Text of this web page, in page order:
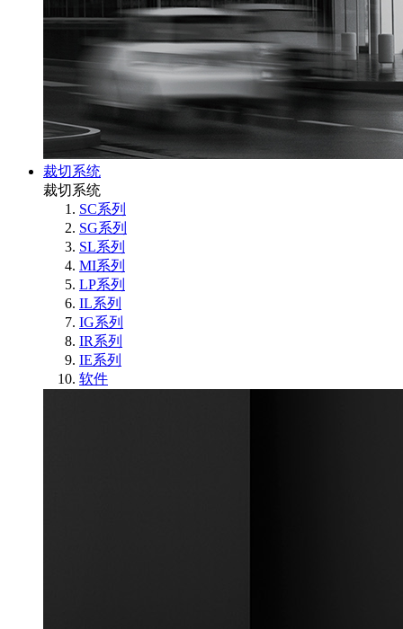
裁切系统
裁切系统
SC系列
SG系列
SL系列
MI系列
LP系列
IL系列
IG系列
IR系列
IE系列
软件